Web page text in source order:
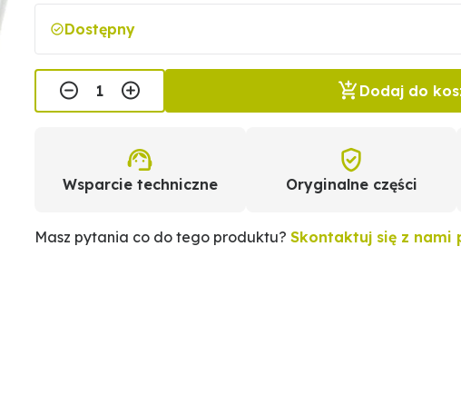
Dostępny
Dodaj do
Wsparcie techniczne Oryginalne części
Masz pytania co do tego produktu?Skontaktuj się z nami